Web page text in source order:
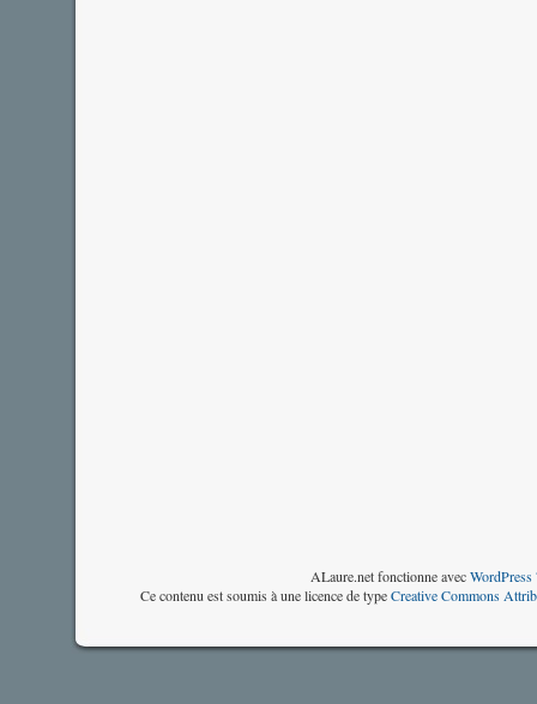
ALaure.net fonctionne avecWordPress
Ce contenu est soumis à une licence de typeCreative Commons